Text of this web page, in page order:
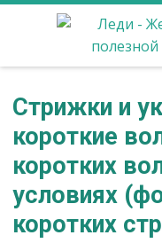
Стрижки и
короткие
коротких
условиях
коротких